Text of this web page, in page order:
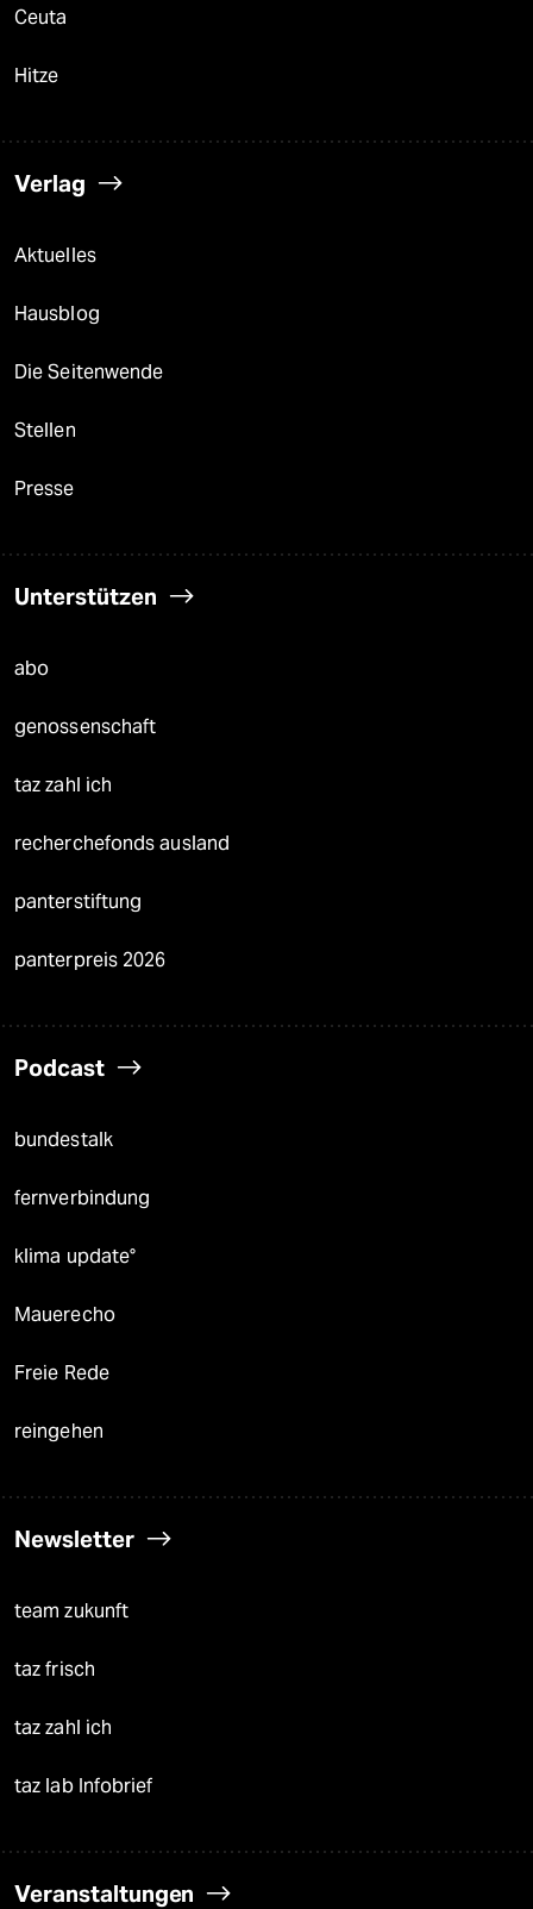
Ceuta
Hitze
Verlag
Aktuelles
Hausblog
Die Seitenwende
Stellen
Presse
Unterstützen
abo
genossenschaft
taz zahl ich
recherchefonds ausland
panterstiftung
panterpreis 2026
Podcast
bundestalk
fernverbindung
klima update°
Mauerecho
Freie Rede
reingehen
Newsletter
team zukunft
taz frisch
taz zahl ich
taz lab Infobrief
Veranstaltungen